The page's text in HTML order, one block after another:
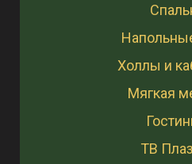
Холлы и
Мягкая
ТВ